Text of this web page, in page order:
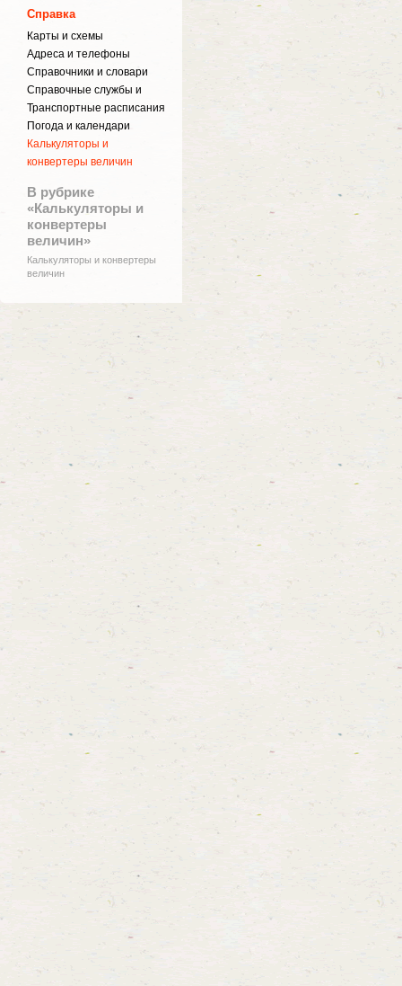
Справка
Карты и схемы
Адреса и телефоны
Справочники и словари
Справочные службы и
Транспортные расписания
Погода и календари
Калькуляторы и
конвертеры величин
В рубрике
«Калькуляторы и
конвертеры
величин»
Калькуляторы и конвертеры
величин